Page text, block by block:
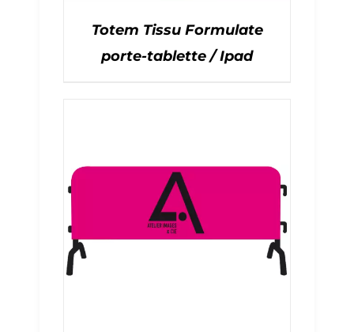
Totem Tissu Formulate
porte-tablette / Ipad